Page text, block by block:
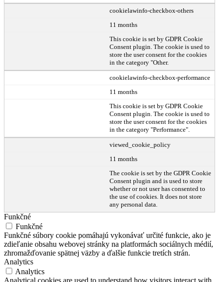
cookielawinfo-checkbox-others
11 months
This cookie is set by GDPR Cookie
Consent plugin. The cookie is used to
store the user consent for the cookies
in the category "Other.
cookielawinfo-checkbox-performance
11 months
This cookie is set by GDPR Cookie
Consent plugin. The cookie is used to
store the user consent for the cookies
in the category "Performance".
viewed_cookie_policy
11 months
The cookie is set by the GDPR Cookie
Consent plugin and is used to store
whether or not user has consented to
the use of cookies. It does not store
any personal data.
Funkčné
Funkčné
Funkčné súbory cookie pomáhajú vykonávať určité funkcie, ako je
zdieľanie obsahu webovej stránky na platformách sociálnych médií,
zhromažďovanie spätnej väzby a ďalšie funkcie tretích strán.
Analytics
Analytics